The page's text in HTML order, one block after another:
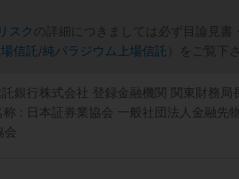
リスク の詳細につきましては必ず目論見書
信託 /純パラジウム上場信託 ）をご覧下
銀行株式会社 登録金融機関 関東財務
称 : 日本証券業協会 一般社団法人金融
会